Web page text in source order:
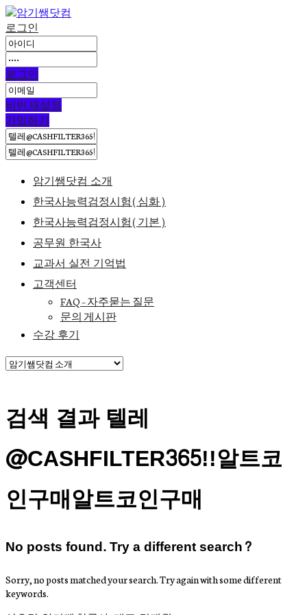
로그인
로그인
비번 재설정
가입하기
암기쌤닷컴 소개
한국사능력검정시험(심화)
한국사능력검정시험(기본)
공무원 한국사
교과서 실전 기억법
고객센터
FAQ – 자주묻는 질문
문의 게시판
수강 후기
검색 결과 텔레
@CASHFILTER365ǃǃ알트코
인구매알트코인구매
No posts found. Try a different search?
Sorry, no posts matched your search. Try again with some different
keywords.